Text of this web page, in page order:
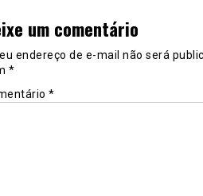
um comentário
endereço de e-mail não será
*
*